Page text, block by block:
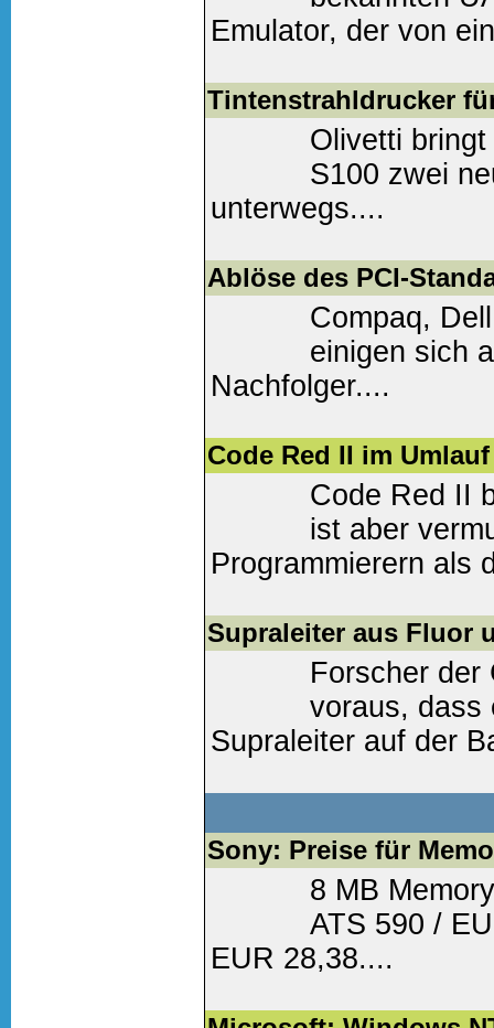
Emulator, der von
Weiter lesen(0
Tintenstrahldrucker
Olivetti
S100 zwei
unterwegs....
Weiter lesen(0
Ablöse des PCI-
Compaq,
einigen sich
Nachfolger....
Weiter lesen(0
Code Red II im Umlauf
Code Red II
ist aber
Programmierern als
Weiter lesen(0
Supraleiter aus Fluor
Forscher der
voraus, dass
Supraleiter auf der
Weiter lesen(0
Sony: Preise für
8 MB
ATS 590 /
EUR 28,38....